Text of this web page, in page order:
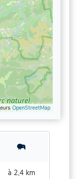
OpenStreetMap
à 2,4 km